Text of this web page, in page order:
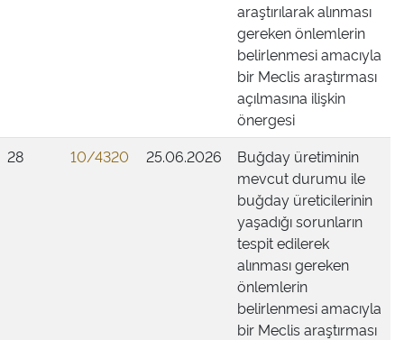
araştırılarak alınması
gereken önlemlerin
belirlenmesi amacıyla
bir Meclis araştırması
açılmasına ilişkin
önergesi
28
10/4320 25.06.2026
Buğday üretiminin
mevcut durumu ile
buğday üreticilerinin
yaşadığı sorunların
tespit edilerek
alınması gereken
önlemlerin
belirlenmesi amacıyla
bir Meclis araştırması